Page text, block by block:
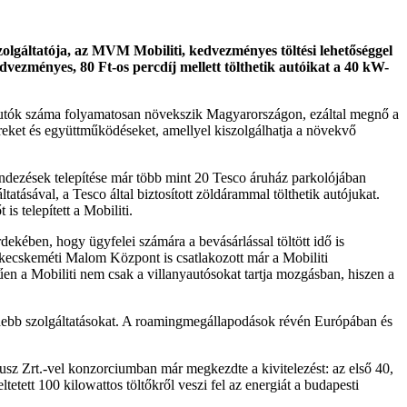
az MVM Mobiliti, kedvezményes töltési lehetőséggel
80 Ft-os percdíj mellett tölthetik autóikat a 40 kW-
száma folyamatosan növekszik Magyarországon, ezáltal megnő a
és együttműködéseket, amellyel kiszolgálhatja a növekvő
telepítése már több mint 20 Tesco áruház parkolójában
a Tesco által biztosított zöldárammal tölthetik autójukat.
is telepített a Mobiliti.
hogy ügyfelei számára a bevásárlással töltött idő is
Malom Központ is csatlakozott már a Mobiliti
a Mobiliti nem csak a villanyautósokat tartja mozgásban, hiszen a
szolgáltatásokat. A roamingmegállapodások révén Európában és
Zrt.-vel konzorciumban már megkezdte a kivitelezést: az első 40,
100 kilowattos töltőkről veszi fel az energiát a budapesti